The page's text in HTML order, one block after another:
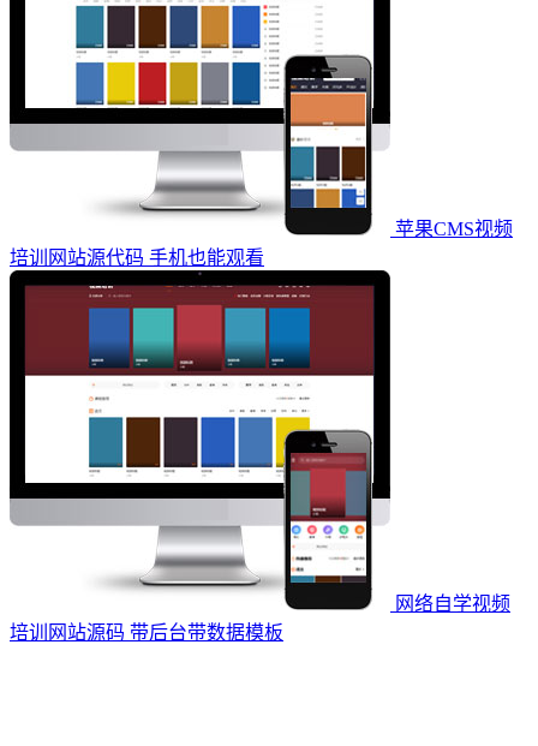
苹果CMS视频
培训网站源代码 手机也能观看
网络自学视频
培训网站源码 带后台带数据模板